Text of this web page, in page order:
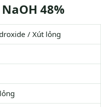
48%
/ Xút lỏng